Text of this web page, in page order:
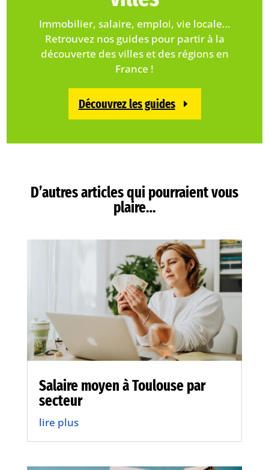
Immobilier, salaire, emploi, vie locale…
Retrouvez nos guides pour partir à la
découverte des villes et des régions en
France !
Découvrez les guides
D’autres articles qui pourraient vous
plaire…
Salaire moyen à Toulouse par
secteur
lire plus